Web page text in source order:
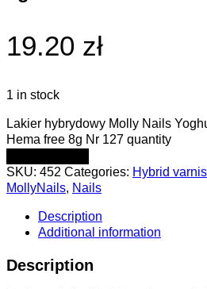
19.20 zł
1 in stock
Lakier hybrydowy Molly Nails
Hema free 8g Nr 127 quantity
SKU: 452 Categories: Hybrid
MollyNails, Nails
Description
Additional information
Description